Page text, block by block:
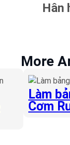
Hân
More
Làm
Cơm